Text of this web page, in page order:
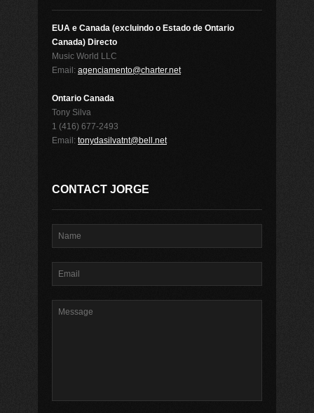
EUA e Canada (excluindo o Estado de Ontario
Canada) Directo
Music World LLC
Email: agenciamento@charter.net
Ontario Canada
Tony Silva
1 (416) 677-2493
Email: tonydasilvatnt@bell.net
CONTACT JORGE